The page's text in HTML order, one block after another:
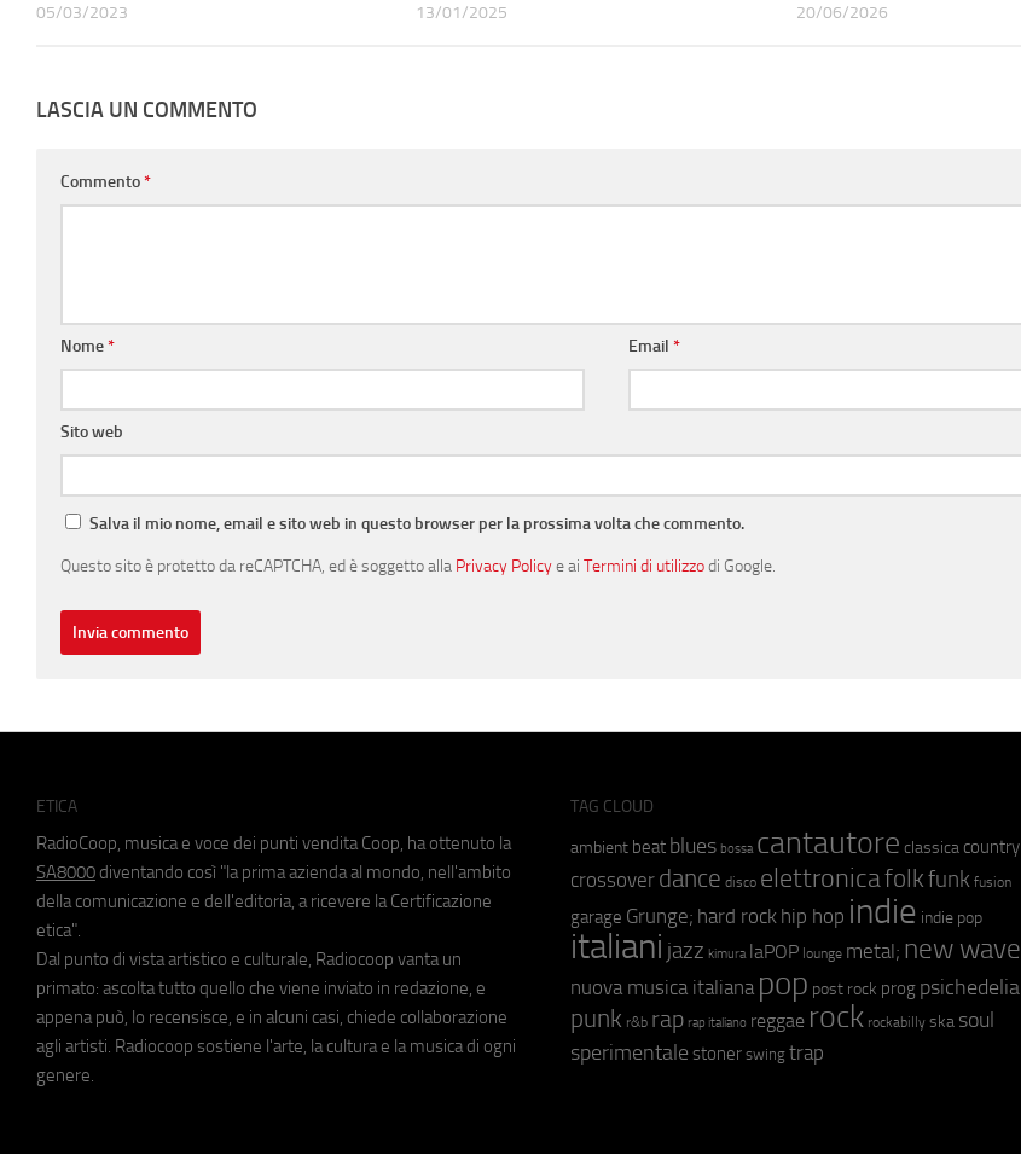
05/03/2023 13/01/2025 20/06/2026
LASCIA UN COMMENTO
Commento*
Nome* Email*
Sito web
Salva il mio nome, email e sito web in questo browser per la prossima volta che commento.
Questo sito è protetto da reCAPTCHA, ed è soggetto alla Privacy Policye ai Termini di utilizzodi Google.
ETICA
RadioCoop, musica e voce dei punti vendita Coop, ha ottenuto la
SA8000 diventando così "la prima azienda al mondo, nell'ambito
della comunicazione e dell'editoria, a ricevere la Certificazione
etica".
Dal punto di vista artistico e culturale, Radiocoop vanta un
primato: ascolta tutto quello che viene inviato in redazione, e
appena può, lo recensisce, e in alcuni casi, chiede collaborazione
agli artisti. Radiocoop sostiene l'arte, la cultura e la musica di ogni
genere.
TAG CLOUD
ambient beat blues bossa cantautore classica country
crossover dance disco elettronicafolkfunk fusion
garage Grunge; hard rock hip hop indie indie pop
italiani jazz kimura laPOP lounge metal; new wave
nuova musica italiana pop post rock prog psichedelia
punk r&b rap rap italiano reggae rock rockabilly ska soul
sperimentale stoner swing trap